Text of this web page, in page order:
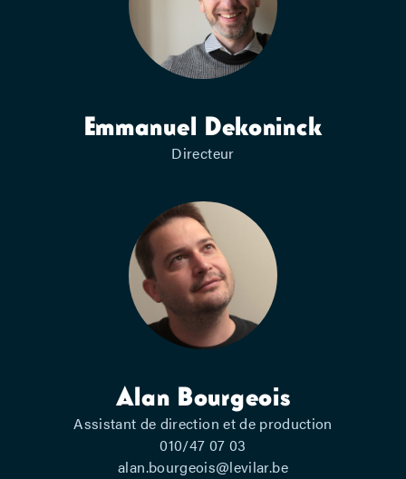
Emmanuel Dekoninck
Directeur​
Alan Bourgeois
Assistant de direction et de production
010/47 07 03
alan.bourgeois@levilar.be